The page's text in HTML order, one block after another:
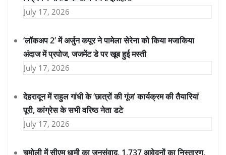
July 17, 2026
‘लॉकअप 2’ में अर्जुन कपूर ने पामेला सेरेना को किया मजाकिया
अंदाज में प्रपोज, जजमेंट डे पर खूब हुई मस्ती
July 17, 2026
देहरादून में राहुल गांधी के ‘छात्रों की गूंज’ कार्यक्रम की तैयारियां
पूरी, कांग्रेस के सभी वरिष्ठ नेता डटे
July 17, 2026
चमोली में सीएम धामी का जनसंवाद, 1,737 आवेदनों का निस्तारण,